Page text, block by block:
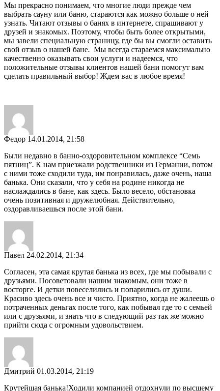
Мы прекрасно понимаем, что многие люди прежде чем
выбрать сауну или баню, стараются как можно больше о ней
узнать. Читают отзывы о банях в интернете, спрашивают у
друзей и знакомых. Поэтому, чтобы быть более открытыми,
мы завели специальную страницу, где бы вы смогли оставить
свой отзыв о нашей бане. Мы всегда стараемся максимально
качественно оказывать свои услуги и надеемся, что
положительные отзывы клиентов нашей бани помогут вам
сделать правильный выбор! Ждем вас в любое время!
Федор 14.01.2014, 21:58
Были недавно в банно-оздоровительном комплексе “Семь
пятниц”. К нам приезжали родственники из Германии, потом
с ними тоже сходили туда, им понравилась, даже очень, наша
банька. Они сказали, что у себя на родине никогда не
наслаждались в бане, как здесь. Было весело, обстановка
очень позитивная и дружелюбная. Действительно,
оздоравливаешься после этой бани.
Павел 24.02.2014, 21:34
Согласен, эта самая крутая банька из всех, где мы побывали с
друзьями. Посоветовали нашим знакомым, они тоже в
восторге. И детки повеселились и попарились от души.
Красиво здесь очень все и чисто. Приятно, когда не жалеешь о
потраченных деньгах после того, как побывал где то с семьей
или с друзьями, и знать что в следующий раз так же можно
прийти сюда с огромным удовольствием.
Дмитрий 01.03.2014, 21:19
Крутейшая банька!Ходили компанией отдохнули по высшему